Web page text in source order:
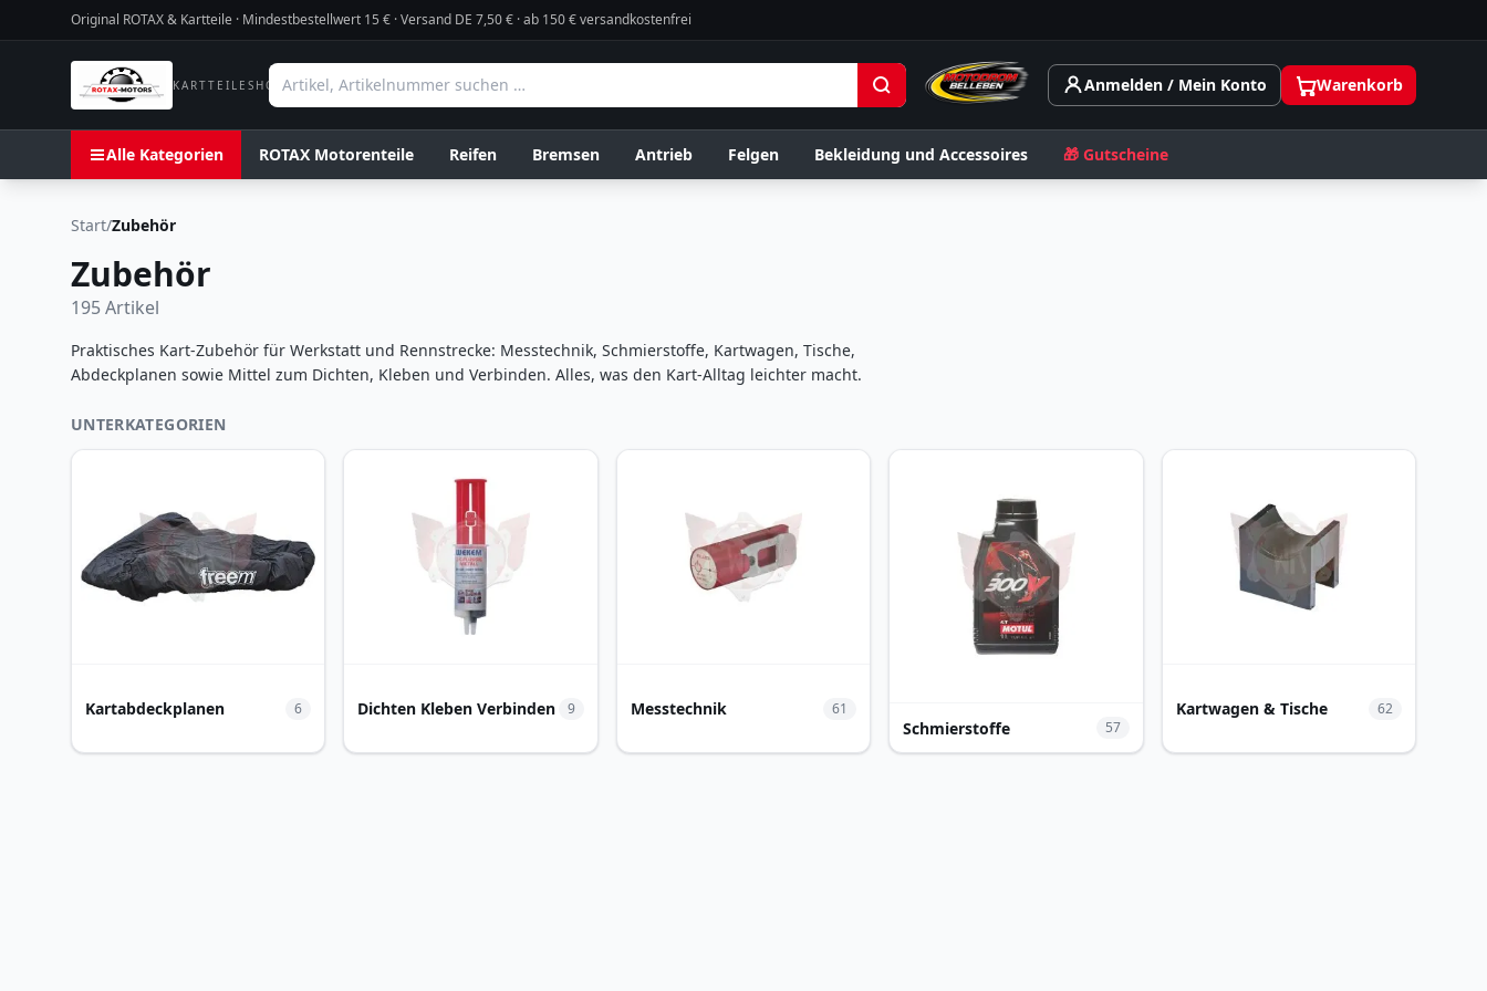
Original ROTAX & Kartteile · Mindestbestellwert 15 € · Versand DE 7,50 € · ab 150 € versandkostenfrei
KARTTEILESHOP Anmelden / Mein Konto Warenkorb
Alle Kategorien ROTAX Motorenteile Reifen Bremsen Antrieb Felgen Bekleidung und Accessoires 🎁 Gutscheine
Start/Zubehör
Zubehör
195Artikel
Praktisches Kart-Zubehör für Werkstatt und Rennstrecke: Messtechnik, Schmierstoffe, Kartwagen, Tische,
Abdeckplanen sowie Mittel zum Dichten, Kleben und Verbinden. Alles, was den Kart-Alltag leichter macht.
UNTERKATEGORIEN
Kartabdeckplanen 6 Dichten Kleben Verbinden 9 Messtechnik 61
Schmierstoffe 57
Kartwagen & Tische 62